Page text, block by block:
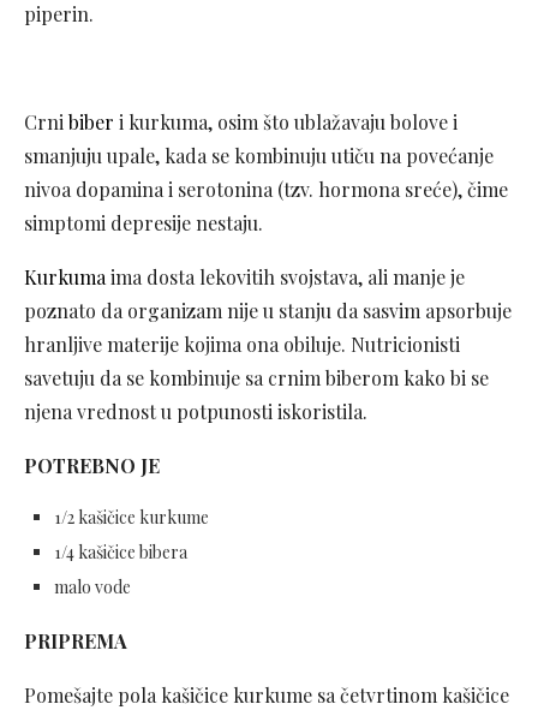
piperin.
Crnibiber i kurkuma, osim što ublažavaju bolove i
smanjuju upale, kada se kombinuju utiču na povećanje
nivoa dopamina i serotonina (tzv. hormona sreće), čime
simptomi depresije nestaju.
Kurkumaima dosta lekovitih svojstava, ali manje je
poznato da organizam nije u stanju da sasvim apsorbuje
hranljive materije kojima ona obiluje. Nutricionisti
savetuju da se kombinuje sa crnim biberom kako bi se
njena vrednost u potpunosti iskoristila.
POTREBNO JE
1/2 kašičice kurkume
1/4 kašičice bibera
malo vode
PRIPREMA
Pomešajte pola kašičice kurkume sa četvrtinom kašičice